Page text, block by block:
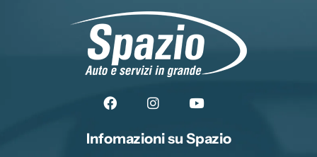
Infomazioni su Spazio